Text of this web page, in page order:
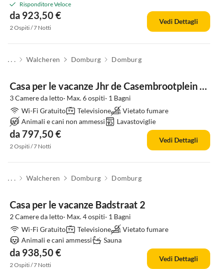
Risponditore Veloce
da 923,50 €
2 Ospiti / 7 Notti
Vedi Dettagli
. . . Walcheren Domburg Domburg
Casa per le vacanze Jhr de Casembrootplein 13
3 Camere da letto· Max. 6 ospiti· 1 Bagni
Wi-Fi Gratuito
Televisione
Vietato fumare
Animali e cani non ammessi
Lavastoviglie
da 797,50 €
2 Ospiti / 7 Notti
Vedi Dettagli
. . . Walcheren Domburg Domburg
Casa per le vacanze Badstraat 2
2 Camere da letto· Max. 4 ospiti· 1 Bagni
Wi-Fi Gratuito
Televisione
Vietato fumare
Animali e cani ammessi
Sauna
da 938,50 €
2 Ospiti / 7 Notti
Vedi Dettagli